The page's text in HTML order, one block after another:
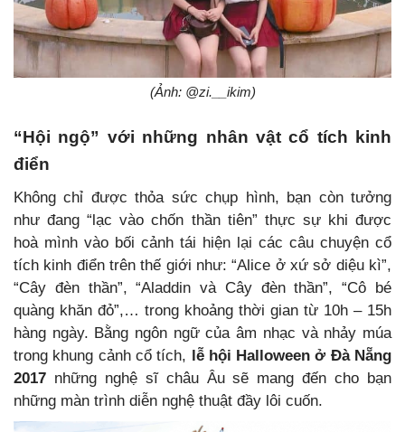
(Ảnh: @zi.__ikim)
“Hội ngộ” với những nhân vật cổ tích kinh
điển
Không chỉ được thỏa sức chụp hình, bạn còn tưởng
như đang “lạc vào chốn thần tiên” thực sự khi được
hoà mình vào bối cảnh tái hiện lại các câu chuyện cổ
tích kinh điển trên thế giới như: “Alice ở xứ sở diệu kì”,
“Cây đèn thần”, “Aladdin và Cây đèn thần”, “Cô bé
quàng khăn đỏ”,… trong khoảng thời gian từ 10h – 15h
hàng ngày. Bằng ngôn ngữ của âm nhạc và nhảy múa
trong khung cảnh cổ tích, lễ hội Halloween ở Đà Nẵng
2017 những nghệ sĩ châu Âu sẽ mang đến cho bạn
những màn trình diễn nghệ thuật đầy lôi cuốn.